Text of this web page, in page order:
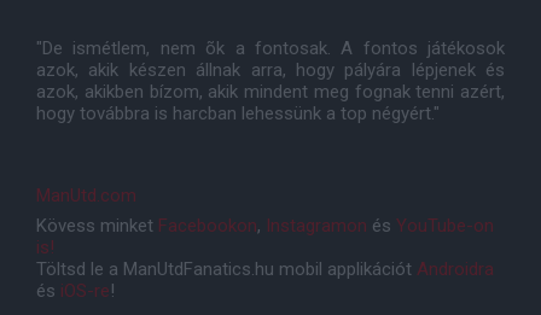
"De ismétlem, nem õk a fontosak. A fontos játékosok
azok, akik készen állnak arra, hogy pályára lépjenek és
azok, akikben bízom, akik mindent meg fognak tenni azért,
hogy továbbra is harcban lehessünk a top négyért."
ManUtd.com
Kövess minket Facebookon, Instagramon és YouTube-on
is!
Töltsd le a ManUtdFanatics.hu mobil applikációt Androidra
és iOS-re!